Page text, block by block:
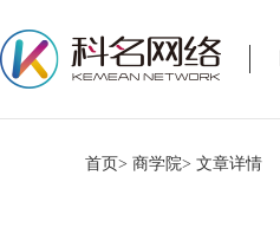
首页> 商学院> 文章详情